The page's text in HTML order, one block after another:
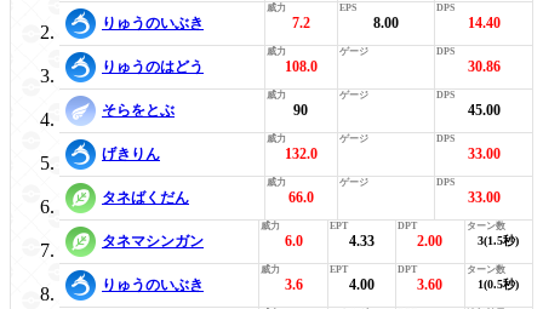
りゅうのいぶき 7.2 8.00 14.40
りゅうのはどう 108.0 30.86
そらをとぶ 90 45.00
げきりん 132.0 33.00
タネばくだん 66.0 33.00
タネマシンガン 6.0 4.33 2.00 3(1.5秒)
りゅうのいぶき 3.6 4.00 3.60 1(0.5秒)